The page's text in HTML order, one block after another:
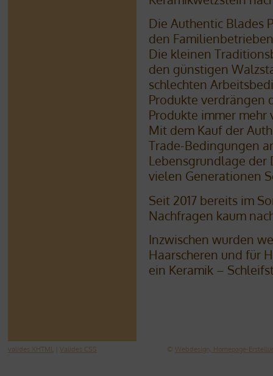
Die Authentic Blades
den
Die kleinen
den günstigen
schlechten
Produkte
Produkte immer mehr
Mit dem Kauf der
Trade-Bedingungen
Lebensgrundlage
vielen Generationen
Seit 2017 bereits im
Nachfragen kaum
Inzwischen wurden
Haarscheren und für
ein Keramik –
valides XHTML Valides CSS © Webdesign, Homepage-